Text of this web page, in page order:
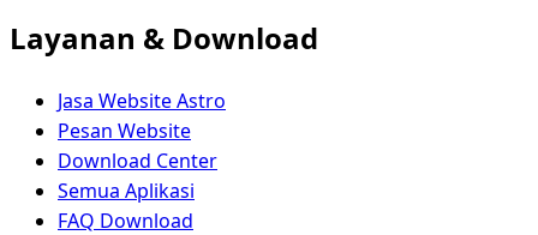
Layanan & Download
Jasa Website Astro
Pesan Website
Download Center
Semua Aplikasi
FAQ Download